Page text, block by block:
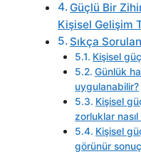
Güçlü Bir
Kişisel Gelişim
Sıkça
Kişisel
Günlük
uygulanabilir?
Kişisel
zorluklar nasıl
Kişisel
görünür